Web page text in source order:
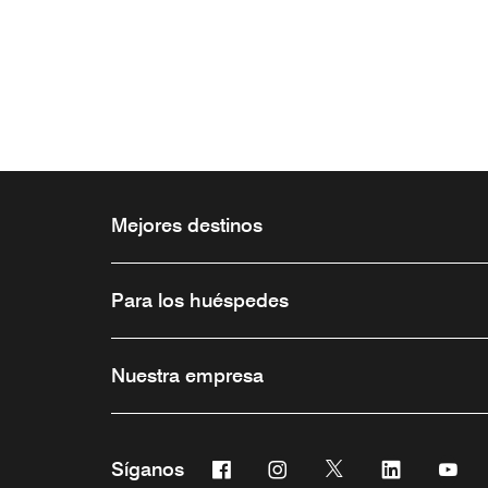
Mejores destinos
Para los huéspedes
Nuestra empresa
Síganos Facebook
Abre una ventana nueva
Instagram
Abre una ventana nueva
Twitter
Abre una ventana
Linkedin
Abre unaAbre